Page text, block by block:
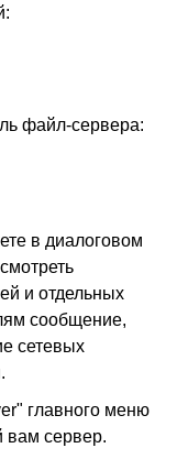
файл-сервера:
в диалоговом
и отдельных
сообщение,
сетевых
главного меню
вам сервер.